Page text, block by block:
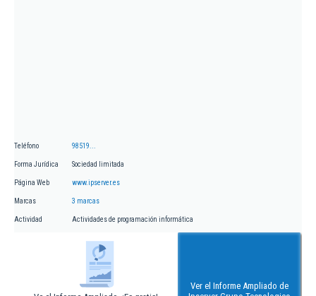
Teléfono 98519...
Forma Jurídica Sociedad limitada
Página Web www.ipserver.es
Marcas 3 marcas
Actividad Actividades de programación informática
Ver el Informe Ampliado de